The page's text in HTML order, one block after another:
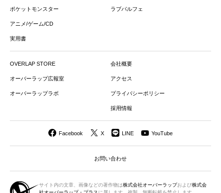
ポケットモンスター
アニメ/ゲーム/CD
実用書
ラブパルフェ
OVERLAP STORE
オーバーラップ広報室
オーバーラップラボ
会社概要
アクセス
プライバシーポリシー
採用情報
Facebook X LINE YouTube
お問い合わせ
サイト内の文章、画像などの著作物は株式会社オーバーラップおよび株式会